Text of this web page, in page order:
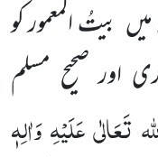
بیتُ المعمور کو
اور صحیح مسلم
تَعَالٰی عَلَیْہِوَاٰلِہٖ